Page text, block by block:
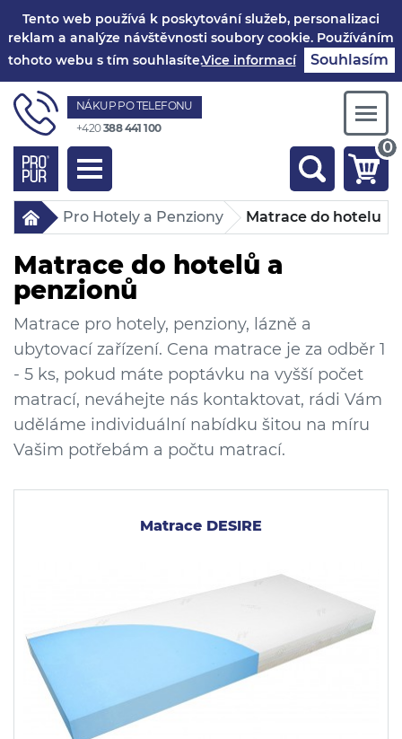
Tento web používá k poskytování služeb, personalizaci
reklam a analýze návštěvnosti soubory cookie. Používáním
tohoto webu s tím souhlasíte.Vice informací Souhlasím
NÁKUP PO TELEFONU
+420388 441 100
Toggle
navigation
0
Pro Hotely a Penziony Matrace do hotelu
Matrace do hotelů a
penzionů
Matrace pro hotely, penziony, lázně a
ubytovací zařízení. Cena matrace je za odběr 1
- 5 ks, pokud máte poptávku na vyšší počet
matrací, neváhejte nás kontaktovat, rádi Vám
uděláme individuální nabídku šitou na míru
Vašim potřebám a počtu matrací.
Matrace DESIRE